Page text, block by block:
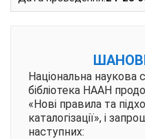
Національна наукова
бібліотека НААН
«Нові правила та
каталогізації», і
наступних: